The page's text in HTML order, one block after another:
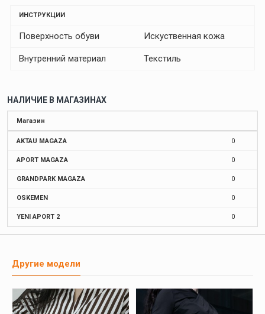
ИНСТРУКЦИИ
Поверхность обуви Искуственная кожа
Внутренний материал Текстиль
НАЛИЧИЕ В МАГАЗИНАХ
Магазин
AKTAU MAGAZA 0
APORT MAGAZA 0
GRANDPARK MAGAZA 0
OSKEMEN 0
YENI APORT 2 0
Другие модели